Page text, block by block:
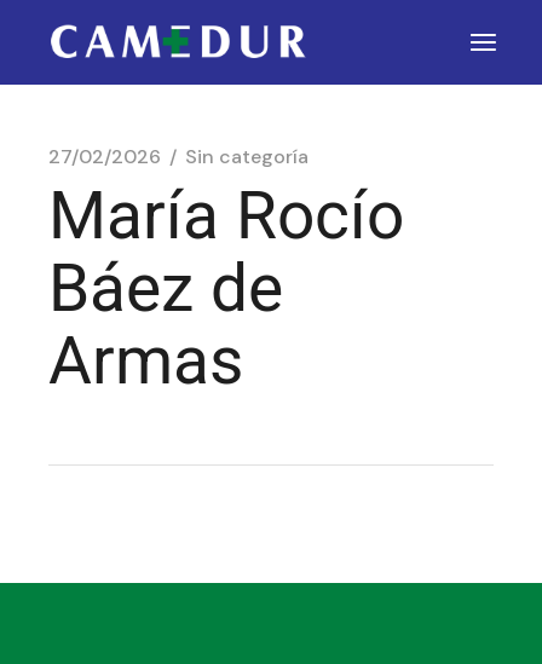
27/02/2026 Sin categoría
María Rocío
Báez de
Armas